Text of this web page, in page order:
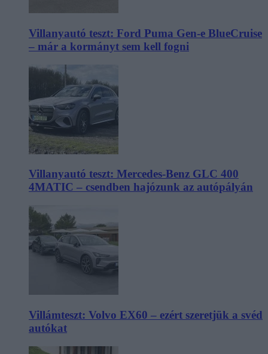
Villanyautó teszt: Ford Puma Gen-e BlueCruise
– már a kormányt sem kell fogni
Villanyautó teszt: Mercedes-Benz GLC 400
4MATIC – csendben hajózunk az autópályán
Villámteszt: Volvo EX60 – ezért szeretjük a svéd
autókat